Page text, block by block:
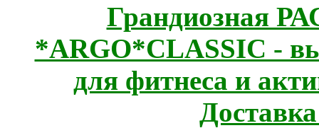
Грандиозная
*ARGO*CLASSIC -
для фитнеса и